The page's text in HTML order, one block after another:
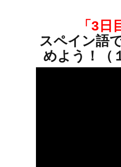
「3日
スペイン語
めよう！（